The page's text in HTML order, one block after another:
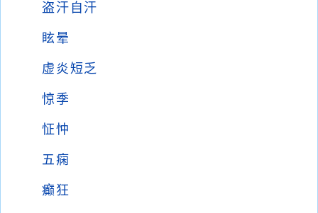
盗汗自汗
眩晕
虚炎短乏
惊季
怔忡
五痫
癫狂